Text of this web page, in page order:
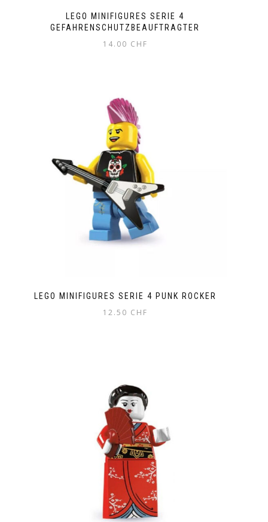
LEGO MINIFIGURES SERIE 4
GEFAHRENSCHUTZBEAUFTRAGTER
14.00 CHF
LEGO MINIFIGURES SERIE 4 PUNK ROCKER
12.50 CHF